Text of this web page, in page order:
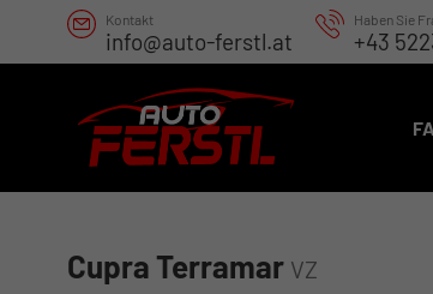
Kontakt
info@auto-ferstl.at
Haben Sie
+43
Cupra Terramar VZ